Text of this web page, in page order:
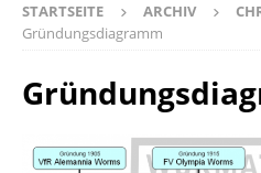
STARTSEITE ARCHIV
Gründungsdiagramm